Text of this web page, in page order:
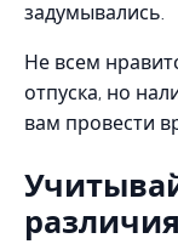
задумывались.
Не всем
отпуска, но
вам провести
различия